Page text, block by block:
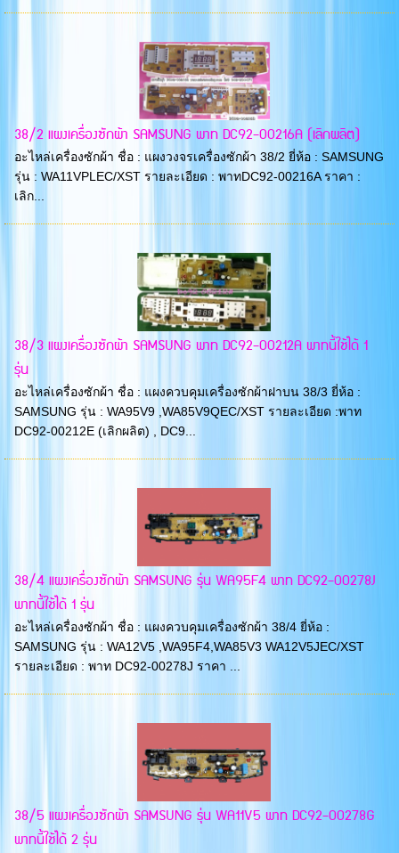
38/2 แผงเครื่องซักผ้า SAMSUNG พาท DC92-00216A (เลิกผลิต)
อะไหล่เครื่องซักผ้า ชื่อ : แผงวงจรเครื่องซักผ้า 38/2 ยี่ห้อ : SAMSUNG
รุ่น : WA11VPLEC/XST รายละเอียด : พาทDC92-00216A ราคา :
เลิก...
38/3 แผงเครื่องซักผ้า SAMSUNG พาท DC92-00212A พาทนี้ใช้ได้ 1
รุ่น
อะไหล่เครื่องซักผ้า ชื่อ : แผงควบคุมเครื่องซักผ้าฝาบน 38/3 ยี่ห้อ :
SAMSUNG รุ่น : WA95V9 ,WA85V9QEC/XST รายละเอียด :พาท
DC92-00212E (เลิกผลิต) , DC9...
38/4 แผงเครื่องซักผ้า SAMSUNG รุ่น WA95F4 พาท DC92-00278J
พาทนี้ใช้ได้ 1 รุ่น
อะไหล่เครื่องซักผ้า ชื่อ : แผงควบคุมเครื่องซักผ้า 38/4 ยี่ห้อ :
SAMSUNG รุ่น : WA12V5 ,WA95F4,WA85V3 WA12V5JEC/XST
รายละเอียด : พาท DC92-00278J ราคา ...
38/5 แผงเครื่องซักผ้า SAMSUNG รุ่น WA11V5 พาท DC92-00278G
พาทนี้ใช้ได้ 2 รุ่น